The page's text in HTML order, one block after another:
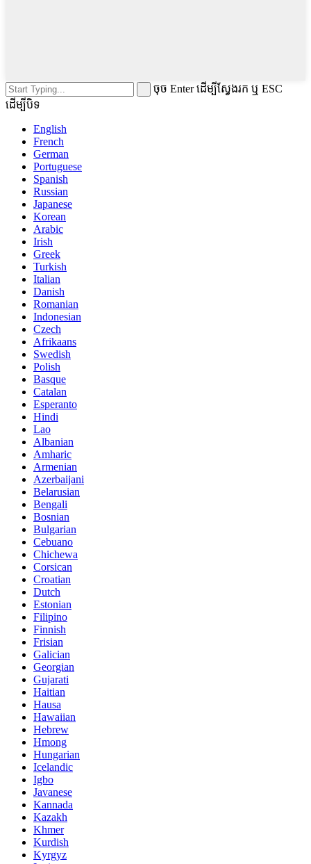
ចុច Enter ដើម្បីស្វែងរក ឬ ESC
ដើម្បីបិទ
English
French
German
Portuguese
Spanish
Russian
Japanese
Korean
Arabic
Irish
Greek
Turkish
Italian
Danish
Romanian
Indonesian
Czech
Afrikaans
Swedish
Polish
Basque
Catalan
Esperanto
Hindi
Lao
Albanian
Amharic
Armenian
Azerbaijani
Belarusian
Bengali
Bosnian
Bulgarian
Cebuano
Chichewa
Corsican
Croatian
Dutch
Estonian
Filipino
Finnish
Frisian
Galician
Georgian
Gujarati
Haitian
Hausa
Hawaiian
Hebrew
Hmong
Hungarian
Icelandic
Igbo
Javanese
Kannada
Kazakh
Khmer
Kurdish
Kyrgyz